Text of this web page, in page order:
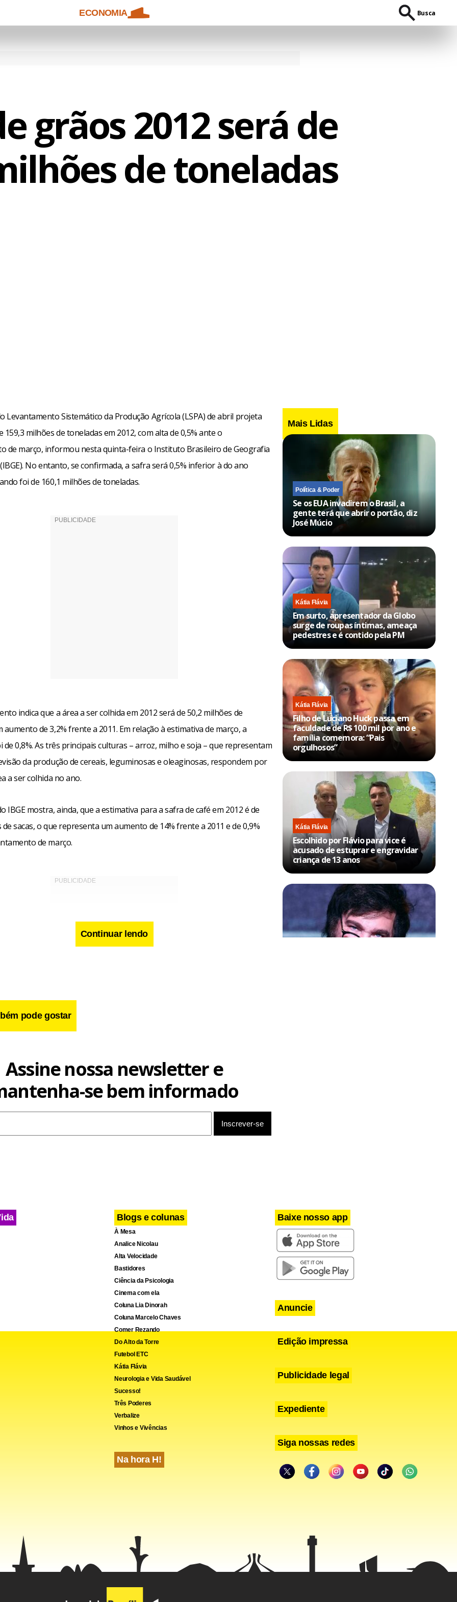
ECONOMIA Busca
grãos 2012 será de
de toneladas
Levantamento Sistemático da Produção Agrícola (LSPA) de abril projeta
159,3 milhões de toneladas em 2012, com alta de 0,5% ante o
de março, informou nesta quinta-feira o Instituto Brasileiro de Geografia
No entanto, se confirmada, a safra será 0,5% inferior à do ano
foi de 160,1 milhões de toneladas.
indica que a área a ser colhida em 2012 será de 50,2 milhões de
aumento de 3,2% frente a 2011. Em relação à estimativa de março, a
de 0,8%. As três principais culturas – arroz, milho e soja – que representam
da produção de cereais, leguminosas e oleaginosas, respondem por
a ser colhida no ano.
IBGE mostra, ainda, que a estimativa para a safra de café em 2012 é de
de sacas, o que representa um aumento de 14% frente a 2011 e de 0,9%
de março.
WhatsApp
LinkedIn
Twitter
X Telegram
Share
Continuar lendo
pode gostar
Mais Lidas
Política & Poder
Se os EUA invadirem o Brasil, a
gente terá que abrir o portão, diz
José Múcio
Kátia Flávia
Em surto, apresentador da Globo
surge de roupas íntimas, ameaça
pedestres e é contido pela PM
Kátia Flávia
Filho de Luciano Huck passa em
faculdade de R$ 100 mil por ano e
família comemora: “Pais
orgulhosos”
Kátia Flávia
Escolhido por Flávio para vice é
acusado de estuprar e engravidar
criança de 13 anos
Assine nossa newsletter e
se bem informado
Blogs e colunas
À Mesa
Analice Nicolau
Alta Velocidade
Bastidores
Ciência da Psicologia
Cinema com ela
Coluna Lia Dinorah
Coluna Marcelo Chaves
Comer Rezando
Do Alto da Torre
Futebol ETC
Kátia Flávia
Neurologia e Vida Saudável
Sucesso!
Três Poderes
Verbalize
Vinhos e Vivências
Na hora H!
Baixe nosso app
Anuncie
Edição impressa
Publicidade legal
Expediente
Siga nossas redes